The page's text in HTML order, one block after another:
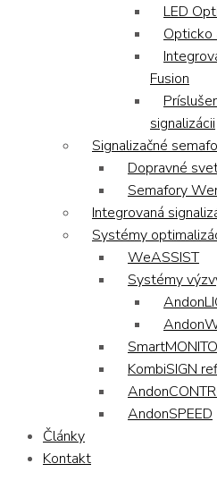
LED
Opticko
Fusion
signalizácii
Signalizačné
Dopravné
Semafory
Integrovaná
Systémy
WeASSIST
Systémy
KombiSIGN
AndonSPEED
Články
Kontakt